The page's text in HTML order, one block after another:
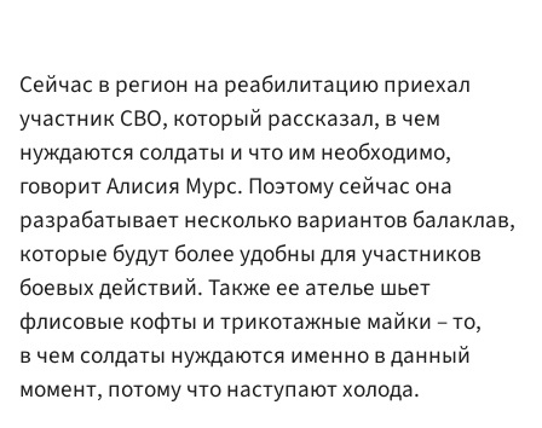
Сейчас в регион на реабилитацию приехал
участник СВО, который рассказал, в чем
нуждаются солдаты и что им необходимо,
говорит Алисия Мурс. Поэтому сейчас она
разрабатывает несколько вариантов балаклав,
которые будут более удобны для участников
боевых действий. Также ее ателье шьет
флисовые кофты и трикотажные майки – то,
в чем солдаты нуждаются именно в данный
момент, потому что наступают холода.